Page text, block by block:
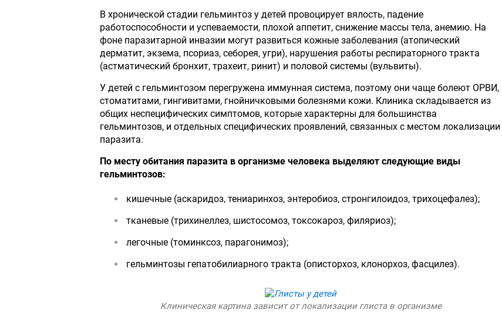
В хронической стадии гельминтоз у детей провоцирует вялость, падение
работоспособности и успеваемости, плохой аппетит, снижение массы тела, анемию. На
фоне паразитарной инвазии могут развиться кожные заболевания (атопический
дерматит, экзема, псориаз, себорея, угри), нарушения работы респираторного тракта
(астматический бронхит, трахеит, ринит) и половой системы (вульвиты).
У детей с гельминтозом перегружена иммунная система, поэтому они чаще болеют ОРВИ,
стоматитами, гингивитами, гнойничковыми болезнями кожи. Клиника складывается из
общих неспецифических симптомов, которые характерны для большинства
гельминтозов, и отдельных специфических проявлений, связанных с местом локализации
паразита.
По месту обитания паразита в организме человека выделяют следующие виды
гельминтозов:
кишечные (аскаридоз, тениаринхоз, энтеробиоз, стронгилоидоз, трихоцефалез);
тканевые (трихинеллез, шистосомоз, токсокароз, филяриоз);
легочные (томинксоз, парагонимоз);
гельминтозы гепатобилиарного тракта (описторхоз, клонорхоз, фасцилез).
Клиническая картина зависит от локализации глиста в организме